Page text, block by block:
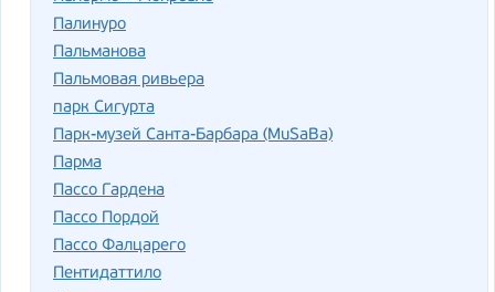
Палинуро
Пальманова
Пальмовая ривьера
парк Сигурта
Парк-музей Санта-Барбара (MuSaBa)
Парма
Пассо Гардена
Пассо Пордой
Пассо Фалцарего
Пентидаттило